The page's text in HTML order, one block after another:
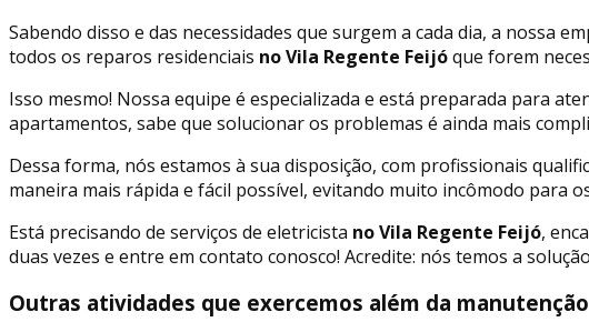
Sabendo disso e das necessidades que surgem a cada dia, a nossa
todos os reparos residenciais no Vila Regente Feijóque forem
Isso mesmo! Nossa equipe é especializada e está preparada para
apartamentos, sabe que solucionar os problemas é ainda mais
Dessa forma, nós estamos à sua disposição, com profissionais
maneira mais rápida e fácil possível, evitando muito incômodo para
Está precisando de serviços de eletricista no Vila Regente Feijó,
duas vezes e entre em contato conosco! Acredite: nós temos a
Outras atividades que exercemos além da